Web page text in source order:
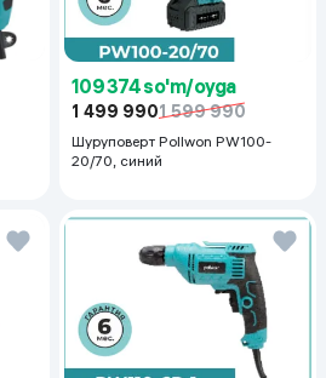
109 374 so'm/oyga
1 499 9901 599 990
Шуруповерт Pollwon PW100-
20/70, синий